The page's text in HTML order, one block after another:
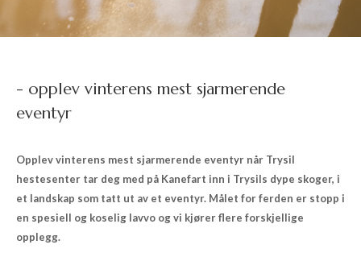
- opplev vinterens mest sjarmerende
eventyr
Opplev vinterens mest sjarmerende eventyr når Trysil
hestesenter tar deg med på Kanefart inn i Trysils dype skoger, i
et landskap som tatt ut av et eventyr. Målet for ferden er stopp i
en spesiell og koselig lavvo og vi kjører flere forskjellige
opplegg.